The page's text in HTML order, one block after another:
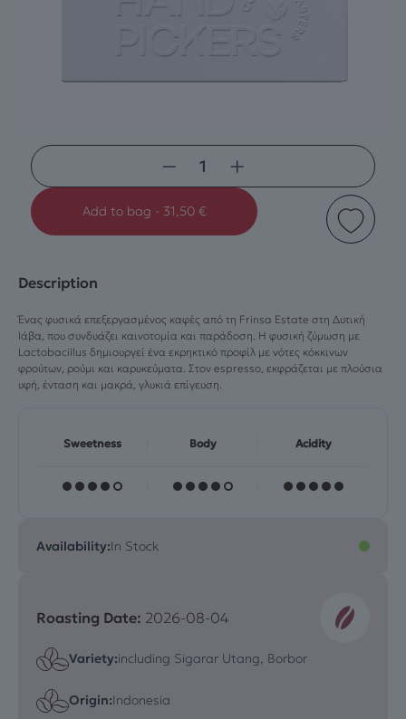
Description
Ένας φυσικά επεξεργασμένος καφές από τη Frinsa Estate στη Δυτική
Ιάβα, που συνδυάζει καινοτομία και παράδοση. Η φυσική ζύμωση με
Lactobacillus δημιουργεί ένα εκρηκτικό προφίλ με νότες κόκκινων
φρούτων, ρούμι και καρυκεύματα. Στον espresso, εκφράζεται με πλούσια
υφή, ένταση και μακρά, γλυκιά επίγευση.
Sweetness Body Acidity
− +
Add to bag - 31,50 €
Availability:In Stock
Roasting Date: 2026-08-04
Variety:including Sigarar Utang, Borbor
Origin:Indonesia